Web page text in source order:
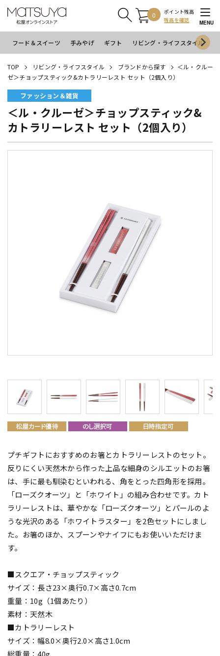
0
ポイント残高
残高を確認
MENU
フード＆スイーツ 手みやげ ギフト リビング・ライフスタイル
TOP リビング・ライフスタイル ブランドから探す
＜ル・クルー
ゼ＞チョップスティック&カトラリーレスト セット（2個入り）
ファッション＆雑貨
＜ル・クルーゼ＞チョップスティック&
カトラリーレスト セット（2個入り）
プチギフトにおすすめのお箸とカトラリーレストのセット。
反りにくい天然木から作った上品な細身のシルエットのお箸
は、手に最も馴染むといわれる、角をとった四角形を採用。
「ローズクオーツ」と「ホワイト」の組み合わせです。カト
ラリーレストは、華やかな「ローズクオーツ」とパールのよ
うな光沢のある「ホワイトラスター」を2色セットにしまし
た。お箸のほか、スプーンやナイフにもお使いいただけま
す。
■スクエア・チョップスティック
サイズ：長さ23×奥行0.7×高さ0.7cm
重量：10g（1個あたり）
素材：天然木
■カトラリーレスト
サイズ：幅8.0×奥行2.0×高さ1.0cm